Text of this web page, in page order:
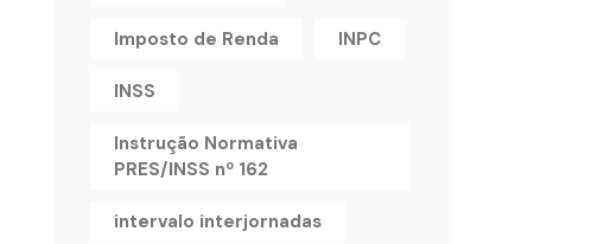
Imposto de Renda INPC
INSS
Instrução Normativa
PRES/INSS nº 162
intervalo interjornadas